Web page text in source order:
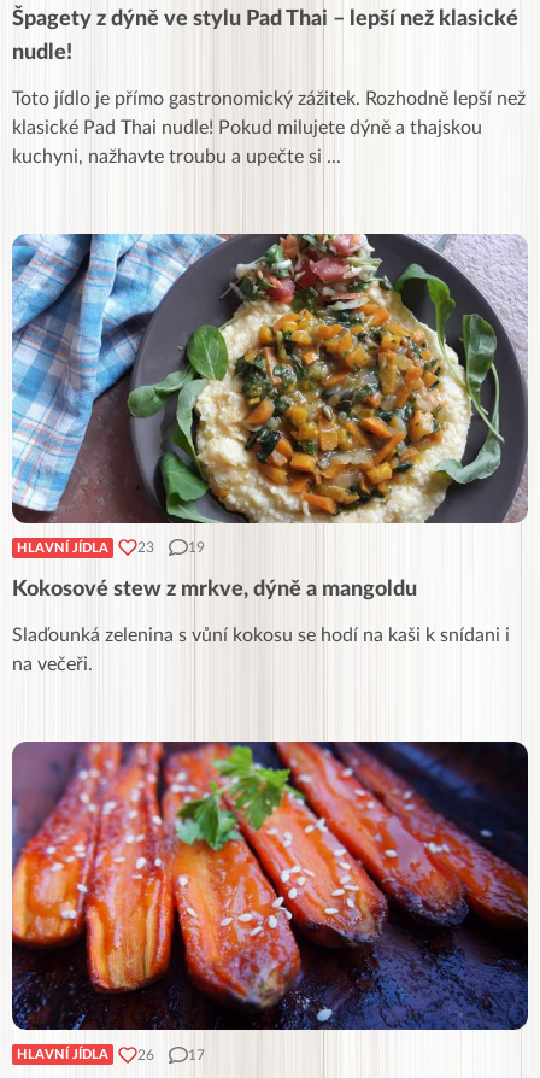
Špagety z dýně ve stylu Pad Thai – lepší než klasické
nudle!
Toto jídlo je přímo gastronomický zážitek. Rozhodně lepší než
klasické Pad Thai nudle! Pokud milujete dýně a thajskou
kuchyni, nažhavte troubu a upečte si ...
HLAVNÍ JÍDLA 23 19
Kokosové stew z mrkve, dýně a mangoldu
Slaďounká zelenina s vůní kokosu se hodí na kaši k snídani i
na večeři.
HLAVNÍ JÍDLA 26 17